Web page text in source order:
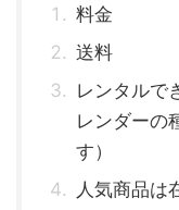
料金
送料
レンタルで
レンダーの
す）
人気商品は